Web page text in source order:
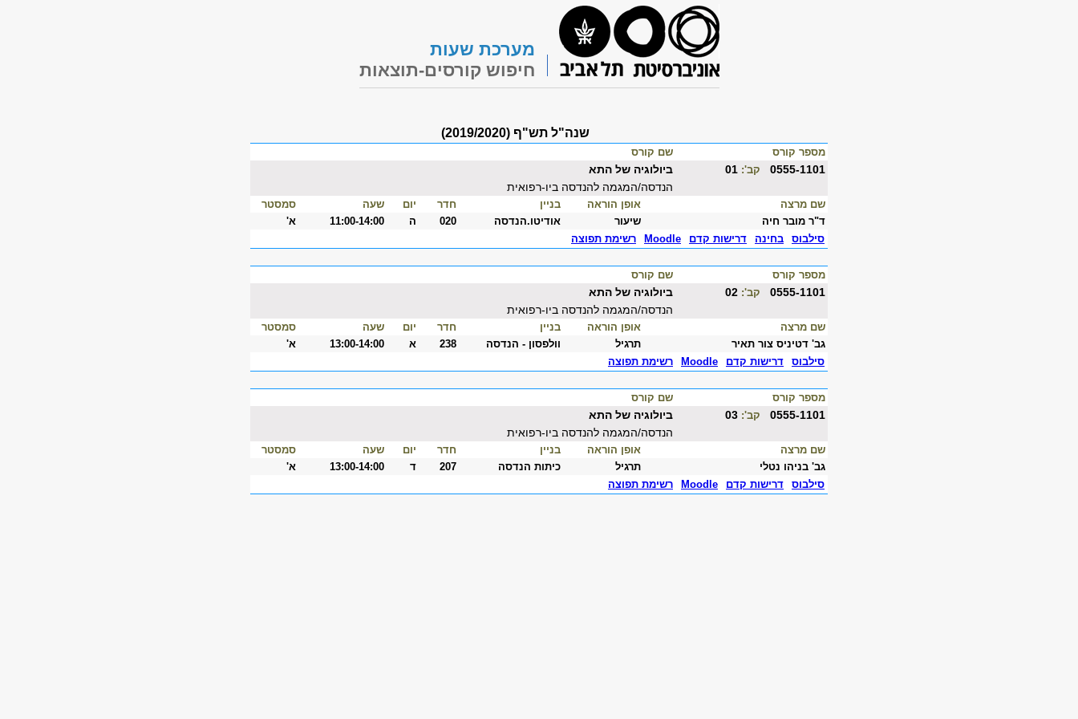
מערכת שעות
חיפוש קורסים-תוצאות
שנה"ל תש"ף (2019/2020)
מספר קורס שם קורס
0555-1101 קב':
ביולוגיה של התא
הנדסה/המגמה להנדסה ביו-רפואית
שם מרצה אופן הוראה בניין חדר יום שעה
סמסטר
ד"ר מובר חיה
שיעור אודיטו.הנדסה 020 ה 11:00-14:00
א'
סילבוס
בחינה דרישות קדם Moodle רשימת תפוצה
מספר קורס שם קורס
0555-1101 קב':
ביולוגיה של התא
הנדסה/המגמה להנדסה ביו-רפואית
שם מרצה אופן הוראה בניין חדר יום שעה
סמסטר
גב' דטיניס צור תאיר
תרגיל וולפסון - הנדסה 238 א 13:00-14:00
א'
סילבוס
דרישות קדם Moodle רשימת תפוצה
מספר קורס שם קורס
0555-1101 קב':
ביולוגיה של התא
הנדסה/המגמה להנדסה ביו-רפואית
שם מרצה אופן הוראה בניין חדר יום שעה
סמסטר
גב' בניהו נטלי
תרגיל כיתות הנדסה 207 ד 13:00-14:00
א'
סילבוס
דרישות קדם Moodle רשימת תפוצה